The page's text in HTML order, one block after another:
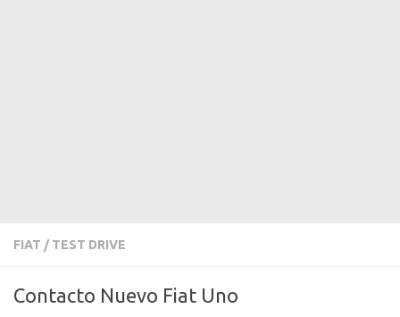
FIAT / TEST DRIVE
Contacto Nuevo Fiat Uno